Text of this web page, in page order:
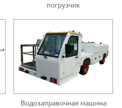
погрузчик
Водозаправочная машина